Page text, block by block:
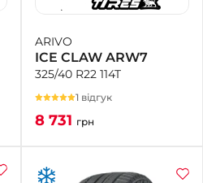
ARIVO
ICE CLAW ARW7
325/40 R22 114T
1 відгук
8 731 грн